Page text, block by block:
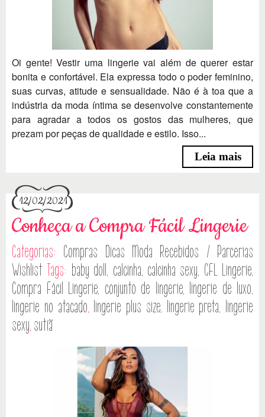
Oi gente! Vestir uma lingerie vai além de querer estar
bonita e confortável. Ela expressa todo o poder feminino,
suas curvas, atitude e sensualidade. Não é à toa que a
indústria da moda íntima se desenvolve constantemente
para agradar a todos os gostos das mulheres, que
prezam por peças de qualidade e estilo. Isso...
Leia mais
12/02/2021
Conheça a Compra Fácil Lingerie
Categorias: Compras Dicas Moda Recebidos / Parcerias
Wishlist Tags: baby doll , calcinha, calcinha sexy, CFL Lingerie,
Compra Fácil Lingerie, conjunto de lingerie, lingerie de luxo,
lingerie no atacado, lingerie plus size, lingerie preta, lingerie
sexy, sutiã